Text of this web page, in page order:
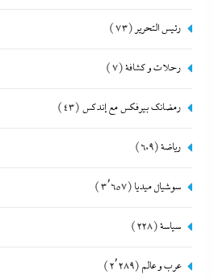
رئيس التحرير (73)
رحلات و كشافة(7)
رمضانك بيرفكس مع إندكس (43)
رياضة(609)
سوشيال ميديا (3٬657)
سياسة(228)
عرب و عالم (2٬289)